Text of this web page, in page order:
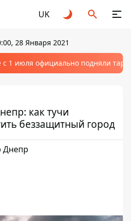
UK
28 Января 2021
1 июля официально подняли
как тучи
беззащитный город
Днепр